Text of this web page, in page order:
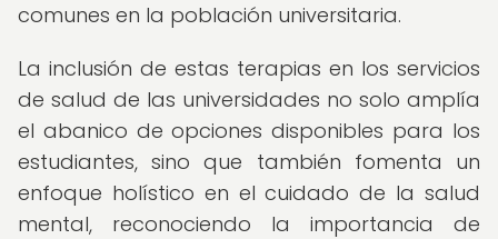
comunes en la población universitaria.
La inclusión de estas terapias en los servicios
de salud de las universidades no solo amplía
el abanico de opciones disponibles para los
estudiantes, sino que también fomenta un
enfoque holístico en el cuidado de la salud
mental, reconociendo la importancia de